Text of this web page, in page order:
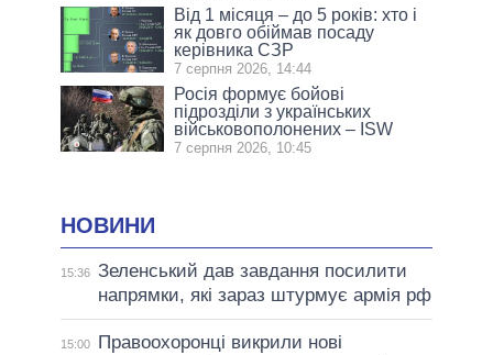
Від 1 місяця – до 5 років: хто і
як довго обіймав посаду
керівника СЗР
7 серпня 2026, 14:44
Росія формує бойові
підрозділи з українських
військовополонених – ISW
7 серпня 2026, 10:45
НОВИНИ
15:36 Зеленський дав завдання посилити
напрямки, які зараз штурмує армія рф
15:00
Правоохоронці викрили нові